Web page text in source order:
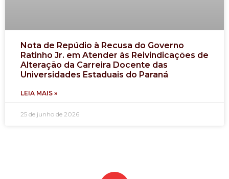
Nota de Repúdio à Recusa do Governo
Ratinho Jr. em Atender às Reivindicações de
Alteração da Carreira Docente das
Universidades Estaduais do Paraná
LEIA MAIS »
25 de junho de 2026